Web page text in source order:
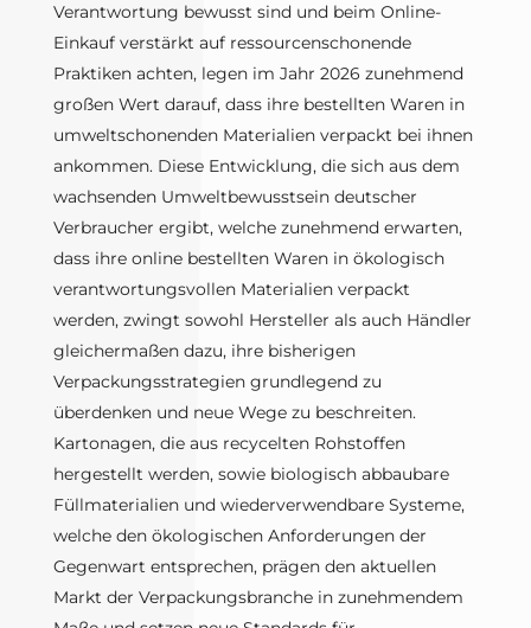
Verantwortung bewusst sind und beim Online-
Einkauf verstärkt auf ressourcenschonende
Praktiken achten, legen im Jahr 2026 zunehmend
großen Wert darauf, dass ihre bestellten Waren in
umweltschonenden Materialien verpackt bei ihnen
ankommen. Diese Entwicklung, die sich aus dem
wachsenden Umweltbewusstsein deutscher
Verbraucher ergibt, welche zunehmend erwarten,
dass ihre online bestellten Waren in ökologisch
verantwortungsvollen Materialien verpackt
werden, zwingt sowohl Hersteller als auch Händler
gleichermaßen dazu, ihre bisherigen
Verpackungsstrategien grundlegend zu
überdenken und neue Wege zu beschreiten.
Kartonagen, die aus recycelten Rohstoffen
hergestellt werden, sowie biologisch abbaubare
Füllmaterialien und wiederverwendbare Systeme,
welche den ökologischen Anforderungen der
Gegenwart entsprechen, prägen den aktuellen
Markt der Verpackungsbranche in zunehmendem